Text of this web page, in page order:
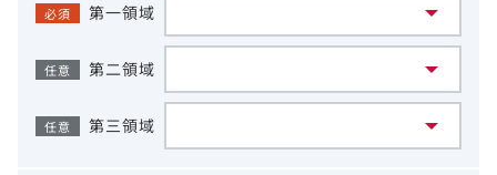
必須 第一領域
任意 第二領域
任意 第三領域